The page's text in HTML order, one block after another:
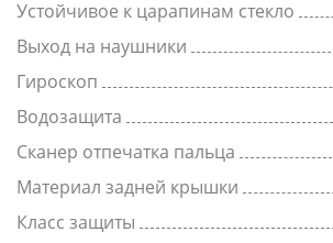
Устойчивое к царапинам стекло
Выход на наушники
Гироскоп
Водозащита
Сканер отпечатка пальца
Материал задней крышки
Класс защиты